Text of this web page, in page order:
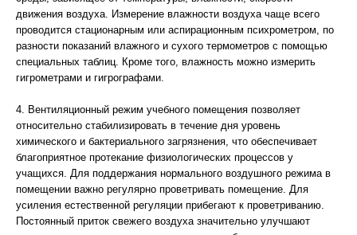
движения воздуха. Измерение влажности воздуха чаще всего
проводится стационарным или аспирационным психрометром, по
разности показаний влажного и сухого термометров с помощью
специальных таблиц. Кроме того, влажность можно измерить
гигрометрами и гигрографами.
4. Вентиляционный режим учебного помещения позволяет
относительно стабилизировать в течение дня уровень
химического и бактериального загрязнения, что обеспечивает
благоприятное протекание физиологических процессов у
учащихся. Для поддержания нормального воздушного режима в
помещении важно регулярно проветривать помещение. Для
усиления естественной регуляции прибегают к проветриванию.
Постоянный приток свежего воздуха значительно улучшают